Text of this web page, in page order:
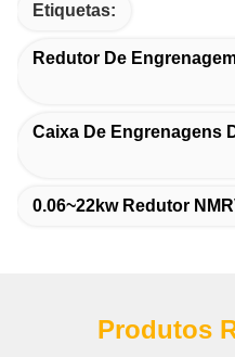
Etiquetas:
Redutor De
Caixa De Engrenagens
0.06~22kw Redutor
Produtos